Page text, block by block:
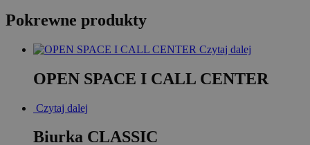
Pokrewne produkty
Czytaj dalej
OPEN SPACE I CALL CENTER
Czytaj dalej
Biurka CLASSIC